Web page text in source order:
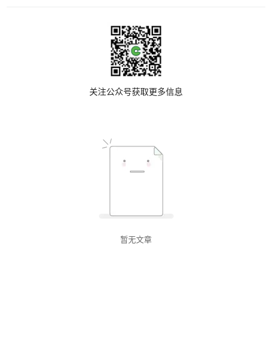
关注公众号获取更多信息
暂无文章